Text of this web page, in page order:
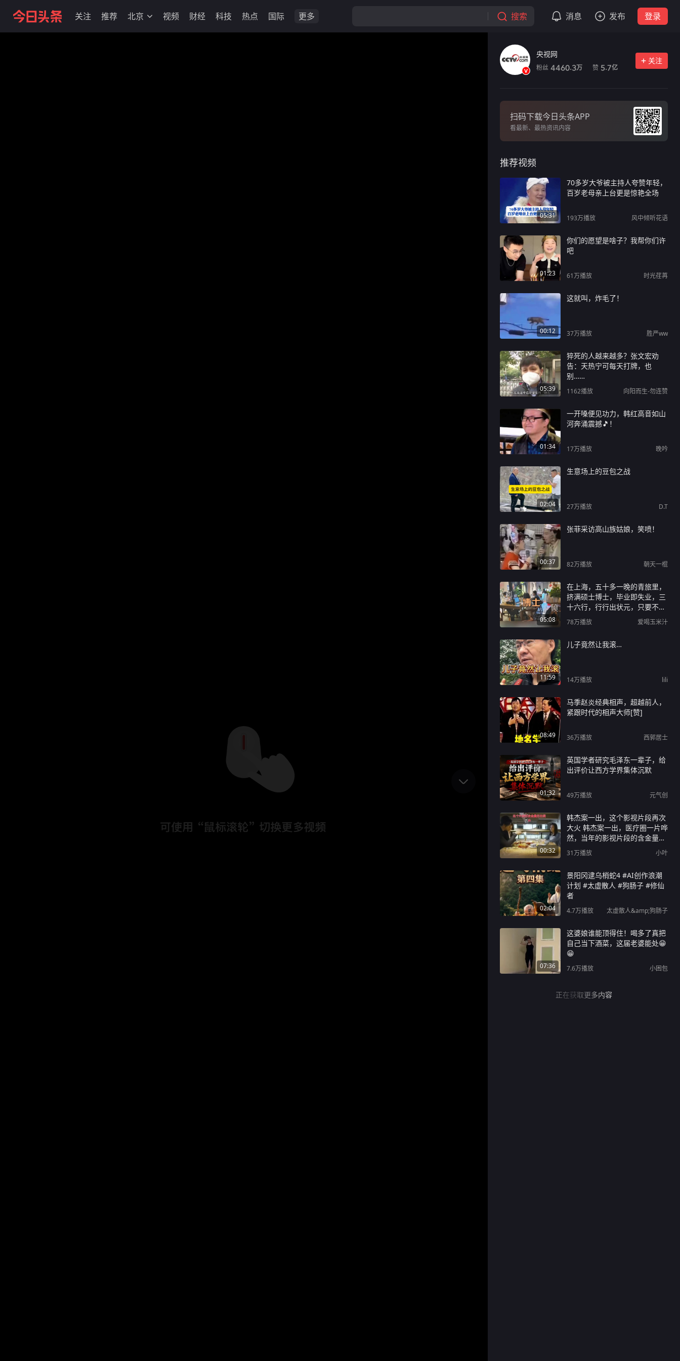
关注 推荐 北京 视频 财经 科技 热点 国际 更多 搜索 消息 发布 登录
央视网
粉丝 4460.3万 赞 5.7亿
关注
扫码下载今日头条APP
看最新、最热资讯内容
推荐视频
05:31
70多岁大爷被主持人夸赞年轻，
百岁老母亲上台更是惊艳全场
193万播放 风中倾听花语
01:23
你们的愿望是啥子？我帮你们许
吧
61万播放 时光荏苒
00:12
这就叫，炸毛了！
37万播放 胜严ww
05:39
猝死的人越来越多？张文宏劝
告：天热宁可每天打牌，也
别……
1162播放 向阳而生-勿连赞
01:34
一开嗓便见功力，韩红高音如山
河奔涌震撼🎵！
17万播放 晚吟
02:04
生意场上的豆包之战
27万播放 D.T
00:37
张菲采访高山族姑娘，笑喷！
82万播放 朝天一棍
05:08
在上海，五十多一晚的青旅里，
挤满硕士博士，毕业即失业，三
十六行，行行出状元，只要不轻
言放弃，终会有出头之日！
78万播放 爱喝玉米汁
11:59
儿子竟然让我滚…
14万播放 lili
08:49
马季赵炎经典相声，超越前人，
紧跟时代的相声大师[赞]
36万播放 西郭居士
01:32
英国学者研究毛泽东一辈子，给
出评价让西方学界集体沉默
49万播放 元气创
00:32
韩杰案一出，这个影视片段再次
大火 韩杰案一出，医疗圈一片哗
然，当年的影视片段的含金量再
次提升#韩杰 #医生#防御性医疗
31万播放 小叶
02:04
景阳冈逮乌梢蛇4 #AI创作浪潮
计划 #太虚散人 #狗肠子 #修仙
者
4.7万播放 太虚散人&amp;狗肠子
07:36
这婆娘谁能顶得住！喝多了真把
自己当下酒菜，这届老婆能处😁
😁
7.6万播放 小困包
正在获取更多内容